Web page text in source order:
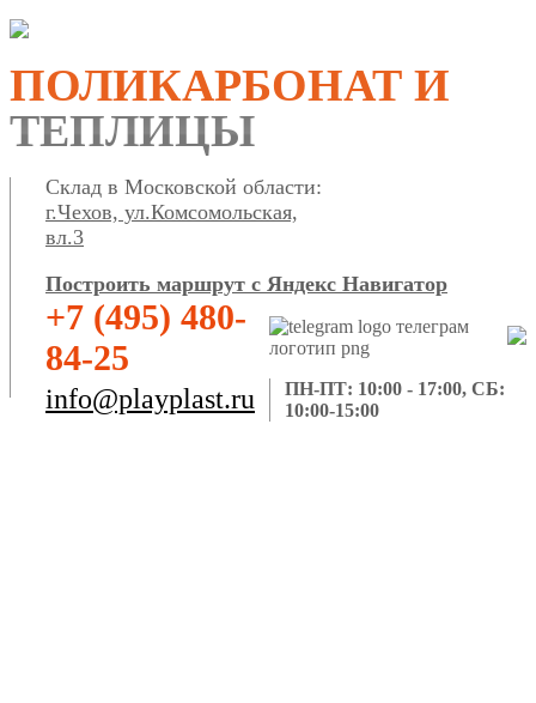
ПОЛИКАРБОНАТ И
ТЕПЛИЦЫ
Склад в Московской области:
г.Чехов, ул.Комсомольская,
вл.3
Построить маршрут с Яндекс Навигатор
+7 (495) 480-
84-25
info@playplast.ru
ПН-ПТ: 10:00 - 17:00, СБ:
10:00-15:00